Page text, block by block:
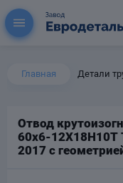
Главная Детали
Отвод
60х6-12Х18Н10Т
2017 с
для труб
Колена